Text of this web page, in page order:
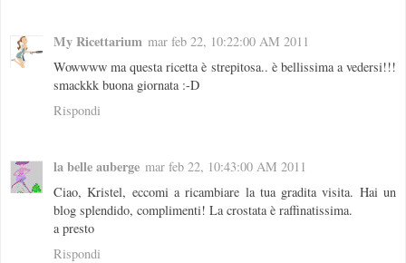
My Ricettarium mar feb 22, 10:22:00 AM 2011
Wowwww ma questa ricetta è strepitosa.. è bellissima a vedersi!!!
smackkk buona giornata :-D
Rispondi
la belle auberge mar feb 22, 10:43:00 AM 2011
Ciao, Kristel, eccomi a ricambiare la tua gradita visita. Hai un
blog splendido, complimenti! La crostata è raffinatissima.
a presto
Rispondi